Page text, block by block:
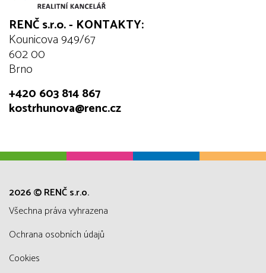
RENČ s.r.o. - KONTAKTY:
Kounicova 949/67
602 00
Brno
+420 603 814 867
kostrhunova@renc.cz
2026 © RENČ s.r.o.
všechna práva vyhrazena
Ochrana osobních údajů
Cookies